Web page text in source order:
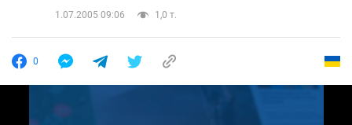
1.07.2005 09:06
1,0 т.
0